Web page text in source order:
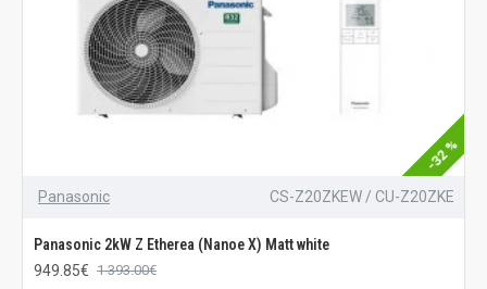
-32 %
Panasonic CS-Z20ZKEW / CU-Z20ZKE
Panasonic 2kW Z Etherea (Nanoe X) Matt white
949.85€ 1 393.00€